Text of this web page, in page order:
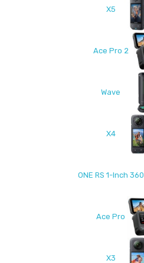
X5
Ace Pro 2
Wave
X4
ONE RS 1-Inch 360
Ace Pro
X3